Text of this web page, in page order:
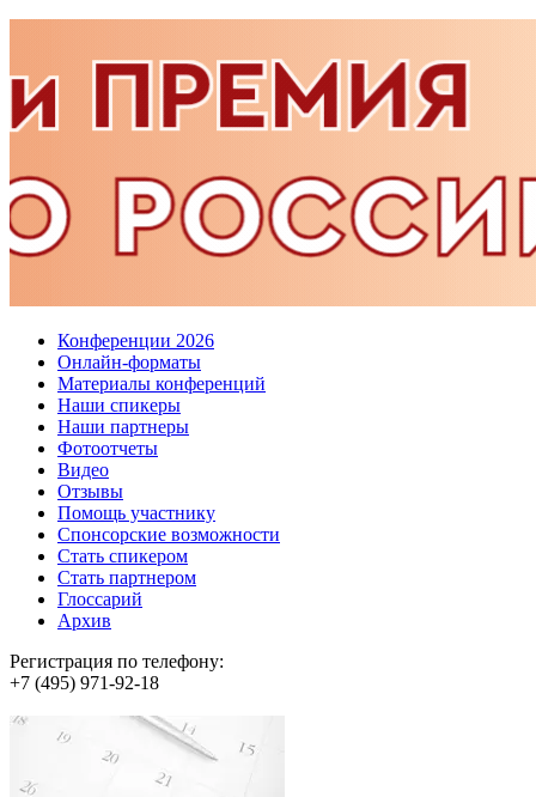
Конференции 2026
Онлайн-форматы
Материалы конференций
Наши спикеры
Наши партнеры
Фотоотчеты
Видео
Отзывы
Помощь участнику
Спонсорские возможности
Стать спикером
Стать партнером
Глоссарий
Архив
Регистрация по телефону:
+7 (495) 971-92-18